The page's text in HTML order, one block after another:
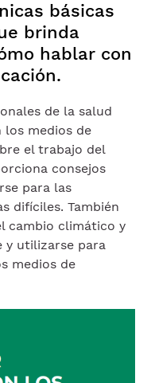
básicas
brinda
hablar con
de la salud
medios de
el trabajo del
consejos
para las
difíciles. También
cambio climático y
y utilizarse para
medios de